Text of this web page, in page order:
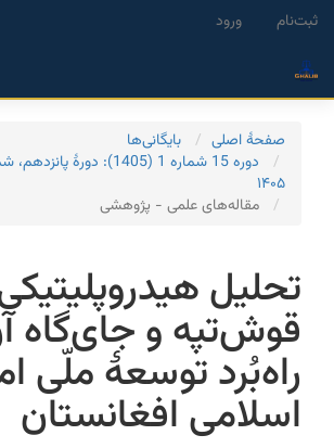
Main
Navigation
Sidebar
ثبت‌نام ورود
صفحۀ اصلی
بایگانی‌ها
دوره 15 شماره 1 (1405): دورۀ
۱۴۰۵
مقاله‌های علمی - پژوهشی
تحلیل
قوش‌تپه و جای‌گاه
راه‌بُرد توسعۀ ملّی
اسلامی افغانستان